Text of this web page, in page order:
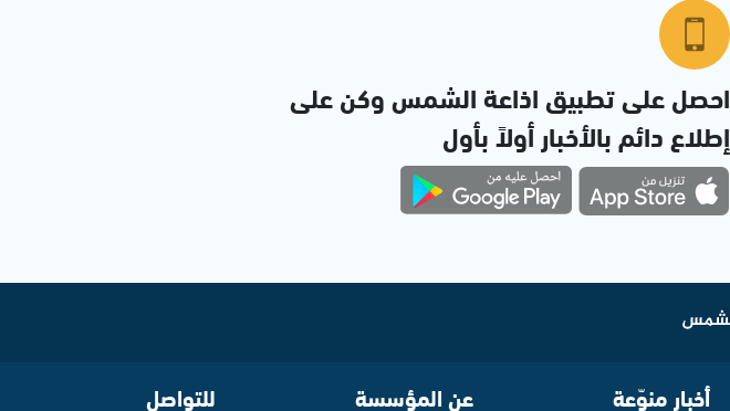
احصل على تطبيق اذاعة الشمس وكن على
إطلاع دائم بالأخبار أولاً بأول
أخبار منوّعة عن المؤسسة للتواصل